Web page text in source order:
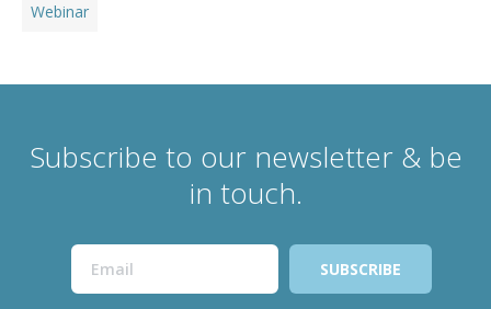
Webinar
Subscribe to our newsletter & be
in touch.